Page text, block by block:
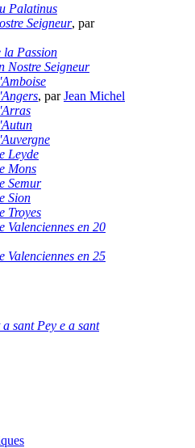
Palatinus
Seigneur, par
la Passion
Nostre Seigneur
, parJean Michel
Leyde
Mons
Semur
Sion
Troyes
Valenciennes en 20
Valenciennes en 25
sant Pey e a sant